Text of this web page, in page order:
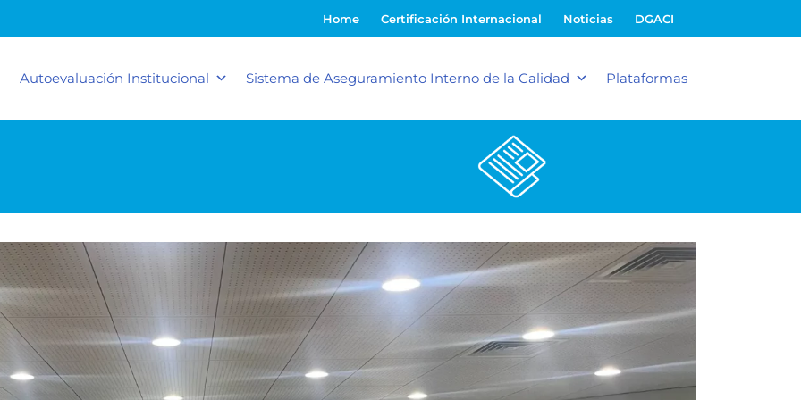
Home Certificación Internacional Noticias DGACI
Autoevaluación Institucional Sistema de Aseguramiento Interno de la Calidad Plataformas